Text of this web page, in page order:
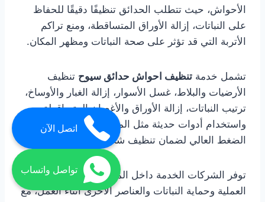
الأحواش، حيث تتطلب الحدائق تنظيفًا دقيقًا للحفاظ
على النباتات، إزالة الأوراق المتساقطة، ومنع تراكم
الأتربة التي قد تؤثر على صحة النباتات ومظهر المكان.
تشمل خدمة تنظيف احواش حدائق سيوح تنظيف
الأرضيات والبلاط، غسل الأسوار، إزالة الغبار والأوساخ،
ترتيب النباتات، إزالة الأوراق والأغصان المتساقطة،
واستخدام أدوات حديثة مثل المكانس الكهربائية وأجهزة
الضغط العالي لضمان تنظيف شامل وفعال.
توفر الشركات الخدمة داخل المنزل مباشرة لتسهيل
العملية وحماية النباتات والعناصر الأخرى أثناء العمل، مع
اتصل الآن
تواصل واتساب